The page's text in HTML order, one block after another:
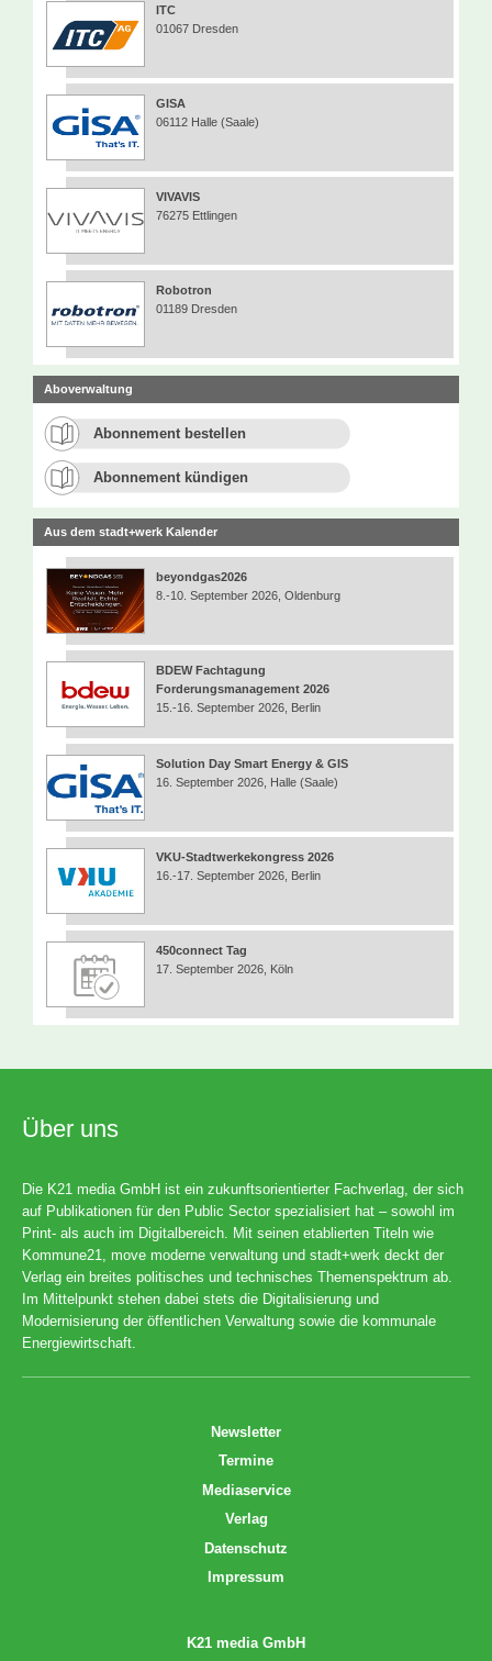
ITC
01067 Dresden
GISA
06112 Halle (Saale)
VIVAVIS
76275 Ettlingen
Robotron
01189 Dresden
Aboverwaltung
Abonnement bestellen
Abonnement kündigen
Aus dem stadt+werk Kalender
beyondgas2026
8.-10. September 2026, Oldenburg
BDEW Fachtagung
Forderungsmanagement 2026
15.-16. September 2026, Berlin
Solution Day Smart Energy & GIS
16. September 2026, Halle (Saale)
VKU-Stadtwerkekongress 2026
16.-17. September 2026, Berlin
450connect Tag
17. September 2026, Köln
Über uns
Die K21 media GmbH ist ein zukunftsorientierter Fachverlag, der sich
auf Publikationen für den Public Sector spezialisiert hat – sowohl im
Print- als auch im Digitalbereich. Mit seinen etablierten Titeln wie
Kommune21, move moderne verwaltung und stadt+werk deckt der
Verlag ein breites politisches und technisches Themenspektrum ab.
Im Mittelpunkt stehen dabei stets die Digitalisierung und
Modernisierung der öffentlichen Verwaltung sowie die kommunale
Energiewirtschaft.
Newsletter
Termine
Mediaservice
Verlag
Datenschutz
Impressum
K21 media GmbH